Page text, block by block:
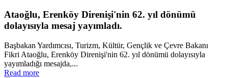
Ataoğlu, Erenköy Direnişi'nin 62. yıl dönümü
dolayısıyla mesaj yayımladı.
Başbakan Yardımcısı, Turizm, Kültür, Gençlik ve Çevre Bakanı
Fikri Ataoğlu, Erenköy Direnişi'nin 62. yıl dönümü dolayısıyla
yayımladığı mesajda,...
Read more